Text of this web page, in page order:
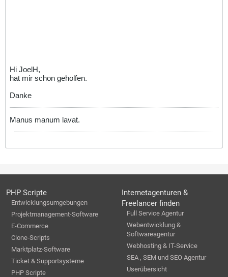
Hi JoelH,
hat mir schon geholfen.
Danke
Manus manum lavat.
PHP Scripte
Entwicklungsumgebungen
Projektmanagement-Software
E-Commerce
Clone-Scripts
Marktplatz-Software
Ticket & Supportsysteme
PHP Scripte
Internetagenturen &
Freelancer finden
Full Service Agentur
Webentwicklung &
Softwareagentur
Webhosting & IT-Service
SEA , SEM und SEO Agentur
Userübersicht